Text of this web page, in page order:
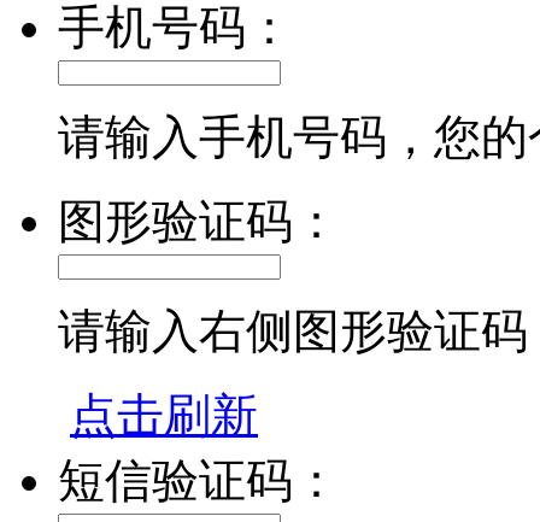
手机号码：
请输入手机号码，您
图形验证码：
请输入右侧图形验证码
点击刷新
短信验证码：